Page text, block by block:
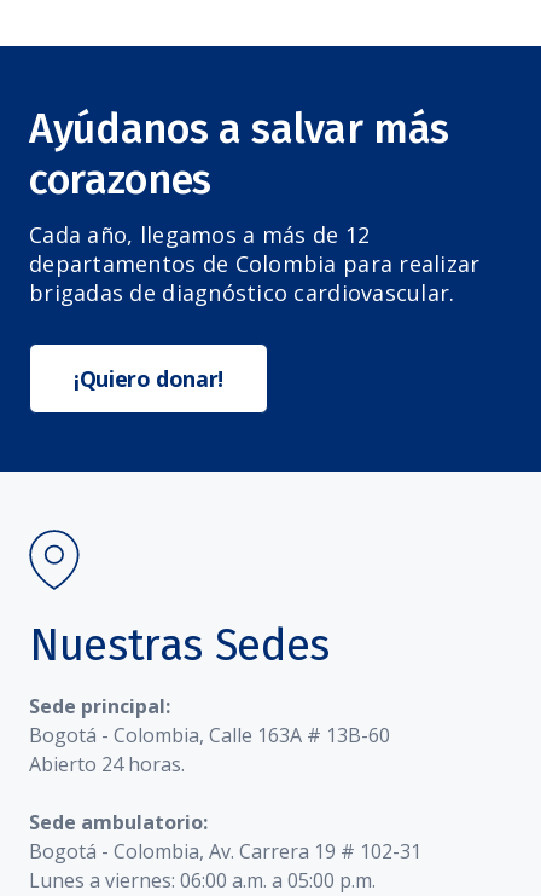
Ayúdanos a salvar más
corazones
Cada año, llegamos a más de 12
departamentos de Colombia para realizar
brigadas de diagnóstico cardiovascular.
¡Quiero donar!
Nuestras Sedes
Sede principal:
Bogotá - Colombia, Calle 163A # 13B-60
Abierto 24 horas.
Sede ambulatorio:
Bogotá - Colombia, Av. Carrera 19 # 102-31
Lunes a viernes: 06:00 a.m. a 05:00 p.m.